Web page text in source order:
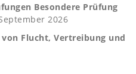
Besondere Prüfung
2026
Flucht, Vertreibung und